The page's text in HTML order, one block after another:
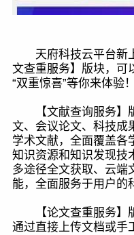
天府科技云平台新
文查重服务】版块，可
“双重惊喜”等你来体验！
【文献查询服务】
文、会议论文、科技成
学术文献，全面覆盖各
知识资源和知识发现技
多途径全文获取、云端
能，全面服务于用户的
【论文查重服务】版
通过直接上传文档或手